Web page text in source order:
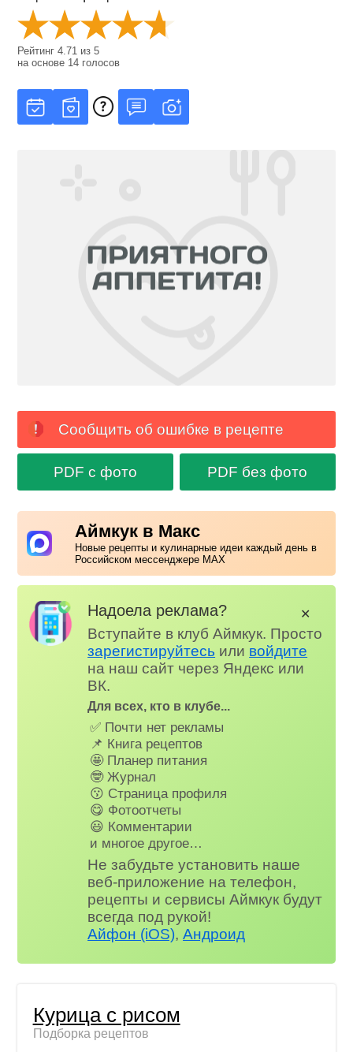
Рейтинг4.71 из5
на основе 14 голосов
Сообщить об ошибке в рецепте
PDF с фото PDF без фото
Аймкук в Макс
Новые рецепты и кулинарные идеи каждый день в
Российском мессенджере MAX
Надоела реклама?
Вступайте в клуб Аймкук. Просто
зарегистируйтесь или войдите
на наш сайт через Яндекс или
ВК.
Для всех, кто в клубе...
✅ Почти нет рекламы
📌 Книга рецептов
🤩 Планер питания
🤓 Журнал
😗 Страница профиля
😋 Фотоотчеты
😃 Комментарии
и многое другое…
Не забудьте установить наше
веб-приложение на телефон,
рецепты и сервисы Аймкук будут
всегда под рукой!
Айфон (iOS),Андроид
✕
Курица с рисом
Подборка рецептов